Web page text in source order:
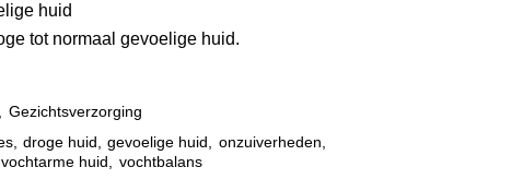
huid
tot normaal gevoelige huid.
Gezichtsverzorging
,droge huid ,gevoelige huid onzuiverheden
,vochtarme huid
vochtbalans